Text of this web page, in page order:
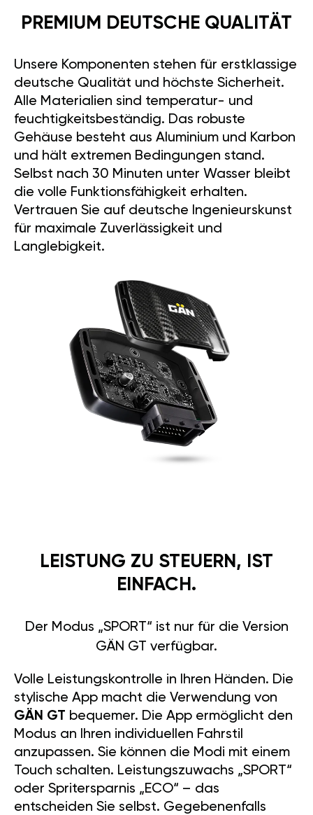
PREMIUM DEUTSCHE QUALITÄT
Unsere Komponenten stehen für erstklassige
deutsche Qualität und höchste Sicherheit.
Alle Materialien sind temperatur- und
feuchtigkeitsbeständig. Das robuste
Gehäuse besteht aus Aluminium und Karbon
und hält extremen Bedingungen stand.
Selbst nach 30 Minuten unter Wasser bleibt
die volle Funktionsfähigkeit erhalten.
Vertrauen Sie auf deutsche Ingenieurskunst
für maximale Zuverlässigkeit und
Langlebigkeit.
LEISTUNG ZU STEUERN, IST
EINFACH.
Der Modus „SPORT“ ist nur für die Version
GÄN GT verfügbar.
Volle Leistungskontrolle in Ihren Händen. Die
stylische App macht die Verwendung von
GÄN GT bequemer. Die App ermöglicht den
Modus an Ihren individuellen Fahrstil
anzupassen. Sie können die Modi mit einem
Touch schalten. Leistungszuwachs „SPORT“
oder Spritersparnis „ECO“ – das
entscheiden Sie selbst. Gegebenenfalls